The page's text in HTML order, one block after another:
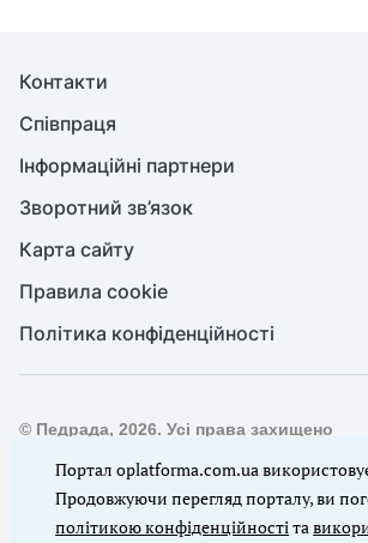
Контакти
Співпраця
Інформаційні партнери
Зворотний зв’язок
Карта сайту
Правила cookie
Політика конфіденційності
© Педрада, 2026. Усі права захищено
Повне або часткове копіювання будь-яких
цитування, публікація їх анотованих
лише з письмового дозволу редакції сайту
Портал oplatforma.com.ua
Продовжуючи перегляд порталу, ви
політикою конфіденційностіта